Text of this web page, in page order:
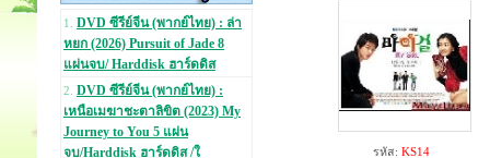
1. DVD ซีรีย์จีน (พากย์ไทย) : ล่า
หยก (2026) Pursuit of Jade 8
แผ่นจบ/ Harddisk ฮาร์ดดิส
2. DVD ซีรีย์จีน (พากย์ไทย) :
เหนือเมฆาชะตาลิขิต (2023) My
Journey to You 5 แผ่น
จบ/Harddisk ฮาร์ดดิส /ใ
รหัส: KS14